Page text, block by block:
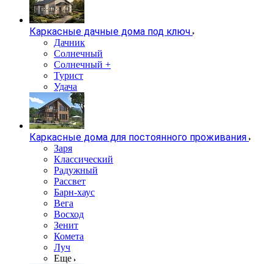
Каркасные дачные дома под ключ
Дачник
Солнечный
Солнечный +
Турист
Удача
Каркасные дома для постоянного проживания
Заря
Классический
Радужный
Рассвет
Барн-хаус
Вега
Восход
Зенит
Комета
Луч
Еще